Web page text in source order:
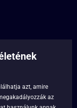
azt, amire
az